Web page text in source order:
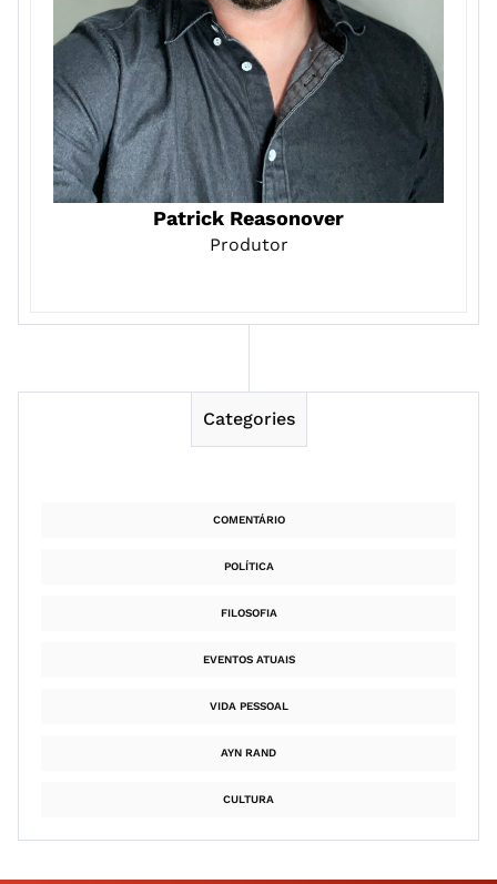
Patrick Reasonover
Produtor
Categories
COMENTÁRIO
POLÍTICA
FILOSOFIA
EVENTOS ATUAIS
VIDA PESSOAL
AYN RAND
CULTURA